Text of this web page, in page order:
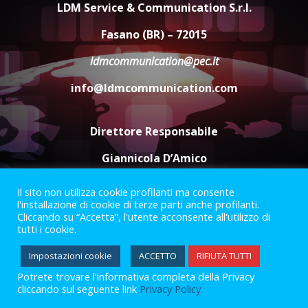
appuntamento con “Fasano in
7 Agosto 2026 06:05
US Fasano, Scianaro: “Profonda
amarezza per esclusione dal
campionato di calcio”
7 Agosto 2026 06:00
LDM Service & Communication S.r.l.
Fasano (BR) – 72015
ldmcommunication@pec.it
info@ldmcommunication.com
Direttore Responsabile
Giannicola D’Amico
Termini e Condizioni
Privacy Policy
Informazioni Legali
Facebook
Instagram
Youtube
2023 © Gofasano|Powered byCreativestudio
Il sito non utilizza cookie profilanti ma consente
l'installazione di cookie di terze parti anche profilanti.
Cliccando su “Accetta”, l'utente acconsente all'utilizzo di
tutti i cookie.
Impostazioni cookie ACCETTO RIFIUTA TUTTI
Potrete trovare l'informativa completa della Privacy
cliccando sul seguente link Privacy Policy